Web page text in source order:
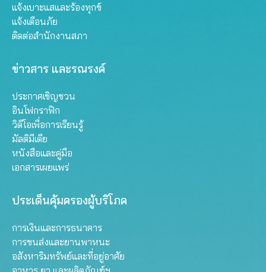
แจ้งเบาะแสและร้องทุกข์
แจ้งเตือนภัย
ติดต่อสำนักงานสภา
ข่าวสาร และรณรงค์
ประกาศเชิญชวน
อินโฟกราฟิก
วิดีโอเพื่อการเรียนรู้
มัลติมีเดีย
หนังสือและคู่มือ
เอกสารเผยแพร่
ประเด็นคุ้มครองผู้บริโภค
การเงินและการธนาคาร
การขนส่งและยานพาหนะ
อสังหาริมทรัพย์และที่อยู่อาศัย